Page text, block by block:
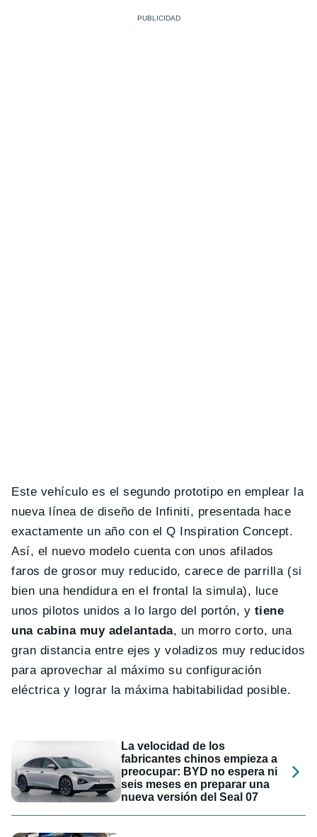
Este vehículo es el segundo prototipo en emplear la
nueva línea de diseño de Infiniti, presentada hace
exactamente un año con el Q Inspiration Concept.
Así, el nuevo modelo cuenta con unos afilados
faros de grosor muy reducido, carece de parrilla (si
bien una hendidura en el frontal la simula), luce
unos pilotos unidos a lo largo del portón, y tiene
una cabina muy adelantada, un morro corto, una
gran distancia entre ejes y voladizos muy reducidos
para aprovechar al máximo su configuración
eléctrica y lograr la máxima habitabilidad posible.
La velocidad de los
fabricantes chinos empieza a
preocupar: BYD no espera ni
seis meses en preparar una
nueva versión del Seal 07